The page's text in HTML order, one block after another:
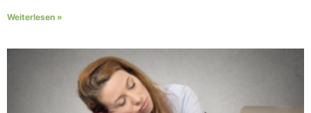
Weiterlesen »